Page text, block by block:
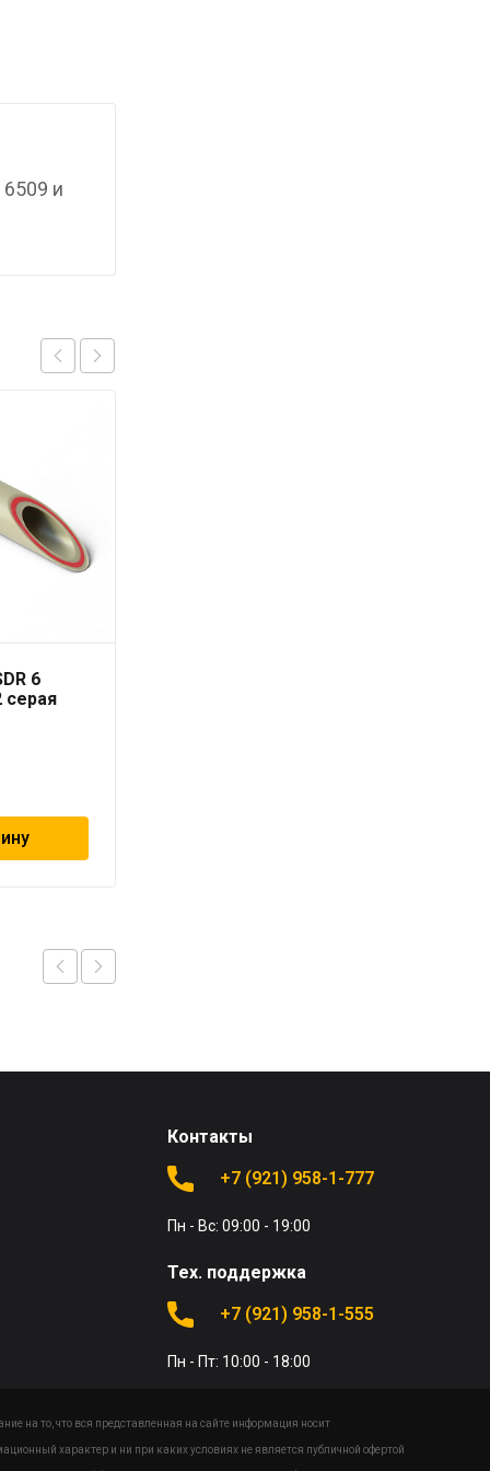
и
6
серая
Контакты
+7 (921) 958-1-777
Пн - Вс: 09:00 - 19:00
Тех. поддержка
+7 (921) 958-1-555
Пн - Пт: 10:00 - 18:00
на то, что вся представленная на сайте информация носит
характер и ни при каких условиях не является публичной офертой